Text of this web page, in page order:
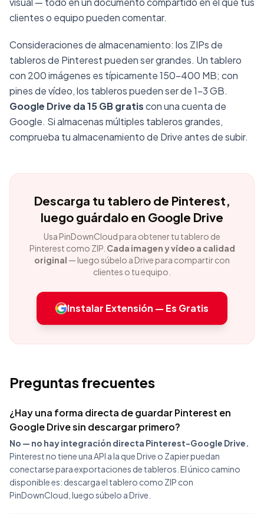
clientes o equipo pueden comentar.
Consideraciones de almacenamiento: los ZIPs de
tableros de Pinterest pueden ser grandes. Un tablero
con 200 imágenes es típicamente 150–400 MB; con
pines de vídeo, los tableros pueden ser de 1–3 GB.
Google Drive da 15 GB gratiscon una cuenta de
Google. Si almacenas múltiples tableros grandes,
comprueba tu almacenamiento de Drive antes de subir.
Descarga tu tablero de Pinterest,
luego guárdalo en Google Drive
Usa PinDownCloud para obtener tu tablero de
Pinterest como ZIP. Cada imagen y vídeo a calidad
original — luego súbelo a Drive para compartir con
clientes o tu equipo.
Instalar Extensión — Es Gratis
Preguntas frecuentes
¿Hay una forma directa de guardar Pinterest en
Google Drive sin descargar primero?
No — no hay integración directa Pinterest-Google Drive.
Pinterest no tiene una API a la que Drive o Zapier puedan
conectarse para exportaciones de tableros. El único camino
disponible es: descarga el tablero como ZIP con
PinDownCloud, luego súbelo a Drive.